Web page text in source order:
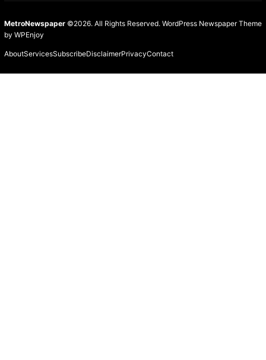
MetroNewspaper©2026. All Rights Reserved. WordPress Newspaper Theme
by WPEnjoy
AboutServicesSubscribeDisclaimerPrivacyContact